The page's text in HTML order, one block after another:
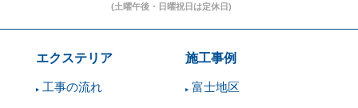
エクステリア
工事の流れ
施工事例
富士地区